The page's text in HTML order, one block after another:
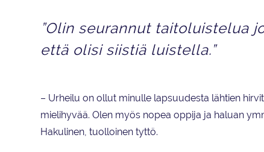
”Olin seurannut taitoluistelua
että olisi siistiä luistella.”
– Urheilu on ollut minulle lapsuudesta lähtien
mielihyvää. Olen myös nopea oppija ja haluan
Hakulinen, tuolloinen tyttö.